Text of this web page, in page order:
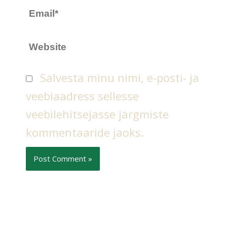
Email*
Website
Salvesta minu nimi, e-posti- ja
veebiaadress sellesse
veebilehitsejasse järgmiste
kommentaaride jaoks.